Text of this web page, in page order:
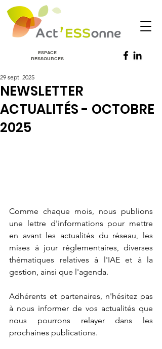
ESPACE
RESSOURCES
NEWSLETTER
ACTUALITÉS - OCTOBRE
2025
29 sept. 2025
Comme chaque mois, nous publions
une lettre d'informations pour mettre
en avant les actualités du réseau, les
mises à jour réglementaires, diverses
thématiques relatives à l'IAE et à la
gestion, ainsi que l'agenda.
Adhérents et partenaires, n'hésitez pas
à nous informer de vos actualités que
nous pourrons relayer dans les
prochaines publications.